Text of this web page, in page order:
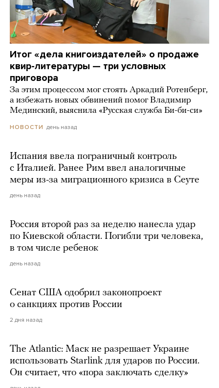
Итог «дела книгоиздателей» о продаже
квир-литературы — три условных
приговора
За этим процессом мог стоять Аркадий Ротенберг,
а избежать новых обвинений помог Владимир
Мединский, выяснила «Русская служба Би-би-си»
НОВОСТИ день назад
Испания ввела пограничный контроль
с Италией. Ранее Рим ввел аналогичные
меры из-за миграционного кризиса в Сеуте
день назад
Россия второй раз за неделю нанесла удар
по Киевской области. Погибли три человека,
в том числе ребенок
день назад
Сенат США одобрил законопроект
о санкциях против России
2 дня назад
The Atlantic: Маск не разрешает Украине
использовать Starlink для ударов по России.
Он считает, что «пора заключать сделку»